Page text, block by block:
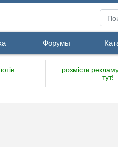
Форумы
розмісти
тут!